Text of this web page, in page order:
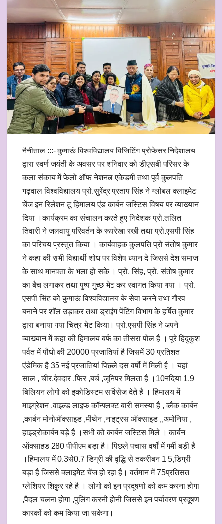
नैनीताल :::- कुमाऊं विश्वविद्यालय विजिटिंग प्रोफेसर निदेशालय
द्वारा स्वर्ण जयंती के अवसर पर शनिवार को डीएसबी परिसर के
कला संकाय में फेलो ऑफ नेशनल एकेडमी तथा पूर्व कुलपति
गढ़वाल विश्वविद्यालय प्रो.सुरेंद्र प्रताप सिंह ने ग्लोबल क्लाइमेट
चेंज इन रिलेशन टू हिमालय एंड कार्बन जस्टिस विषय पर व्याख्यान
दिया ।कार्यक्रम का संचालन करते हुए निदेशक प्रो.ललित
तिवारी ने जलवायु परिवर्तन के रूपरेखा रखी तथा प्रो.एसपी सिंह
का परिचय प्रस्तुत किया । कार्यवाहक कुलपति प्रो संतोष कुमार
ने कहा की सभी विद्यार्थी शोध पर विशेष ध्यान दे जिससे देश समाज
के साथ मानवता के भला हो सके । प्रो. सिंह, प्रो. संतोष कुमार
का बैच लगाकर तथा पुष्प गुच्छ भेट कर स्वागत किया गया । प्रो.
एसपी सिंह को कुमाऊं विश्वविद्यालय के सेवा करने तथा गौरव
बनाने पर शॉल उड़ाकर तथा ड्राइंग पेंटिंग विभाग के हर्षित कुमार
द्वारा बनाया गया चित्र भेट किया। प्रो.एसपी सिंह ने अपने
व्याख्यान में कहा की हिमालय बर्फ का तीसरा पोल है । पूरे हिंदुकुश
पर्वत में पौधो की 20000 प्रजातियां है जिसमें 30 प्रतिशत
एंडेमिक है 35 नई प्रजातियां पिछले दस वर्षो में मिली है । यहां
साल , चीर,देवदार ,फिर ,बर्च ,जूनिपर मिलता है ।10नदिया 1.9
बिलियन लोगो को इकोडिस्टम सर्विसेज देते है । हिमालय में
माइग्रेशन ,वाइल्ड लाइफ कॉन्फ्लक्ट बारी समस्या है , ब्लैक कार्बन
,कार्बन मोनोऑक्साइड ,मीथेन ,नाइट्रस ऑक्साइड ,,अमोनिया ,
हाइड्रोकार्बन बड़े है ।सभी को कार्बन जस्टिस मिले । कार्बन
ऑक्साइड 280 पीपीएम बड़ा है। पिछले पचास वर्षों में गर्मी बड़ी है
।हिमालय में 0.3से0.7 डिग्री की वृद्धि से तकरीबन 1.5,डिग्री
बड़ा है जिससे क्लाइमेट चेंज हो रहा है। वर्तमान में 75प्रतिसत
ग्लेशियर शिकुर रहे है । लोगो को इन प्रदूषणो को कम करना होगा
,पैदल चलना होगा ,पुलिंग करनी होनी जिससे इन पर्यावरण प्रदूषण
कारकों को कम किया जा सकेगा।